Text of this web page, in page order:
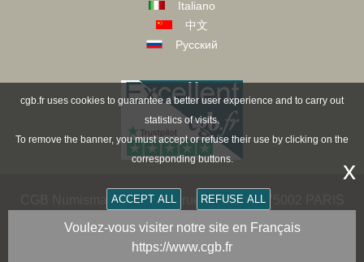
Italiano
中文
Русский
CGB Numismatik Paris - 36 rue Vivienne - 75002 PARIS
FRANCE -contact@cgb.fr
Copyright @1997-2025 - All Rights Reserved
cgb.fr uses cookies to guarantee a better user experience and to carry out
statistics of visits.
To remove the banner, you must accept or refuse their use by clicking on the
corresponding buttons.
ACCEPT ALL REFUSE ALL
x
Voulez-vous visiter notre site en Français
https://www.cgb.fr